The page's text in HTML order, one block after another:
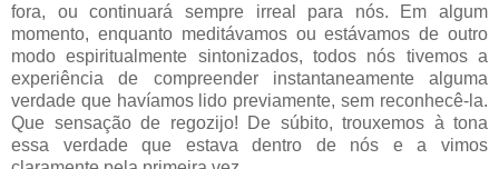
fora, ou continuará sempre irreal para nós. Em algum
momento, enquanto meditávamos ou estávamos de outro
modo espiritualmente sintonizados, todos nós tivemos a
experiência de compreender instantaneamente alguma
verdade que havíamos lido previamente, sem reconhecê-la.
Que sensação de regozijo! De súbito, trouxemos à tona
essa verdade que estava dentro de nós e a vimos